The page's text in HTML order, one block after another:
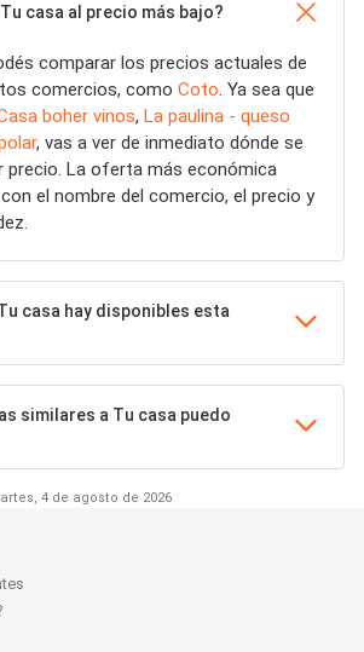
casa al precio más bajo?
comparar los precios actuales de
comercios, como Coto . Ya sea que
boher vinos, La paulina - queso
, vas a ver de inmediato dónde se
precio. La oferta más económica
el nombre del comercio, el precio y
casa hay disponibles esta
similares a Tu casa puedo
4 de agosto de 2026